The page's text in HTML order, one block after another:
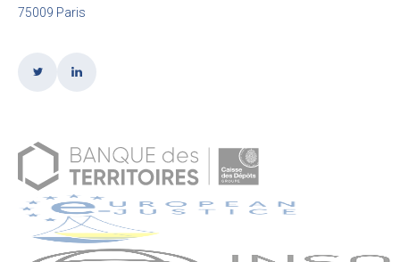
75009 Paris